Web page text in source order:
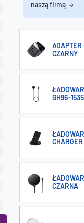
naszą firmą
ADAPTER
CZARNY
GH96-
CZARNA